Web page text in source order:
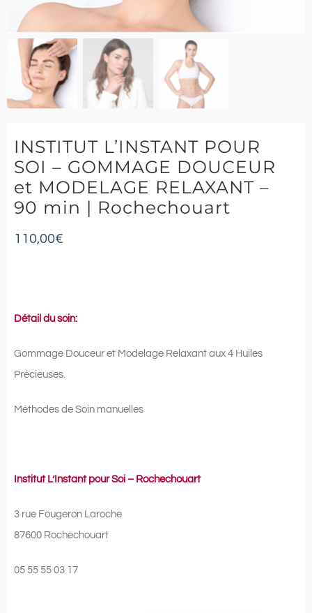
INSTITUT L’INSTANT POUR
SOI – GOMMAGE DOUCEUR
et MODELAGE RELAXANT –
90 min | Rochechouart
110,00€
Détail du soin:
Gommage Douceur et Modelage Relaxant aux 4 Huiles
Précieuses.
Méthodes de Soin manuelles
Institut L’Instant pour Soi – Rochechouart
3 rue Fougeron Laroche
87600 Rochechouart
05 55 55 03 17